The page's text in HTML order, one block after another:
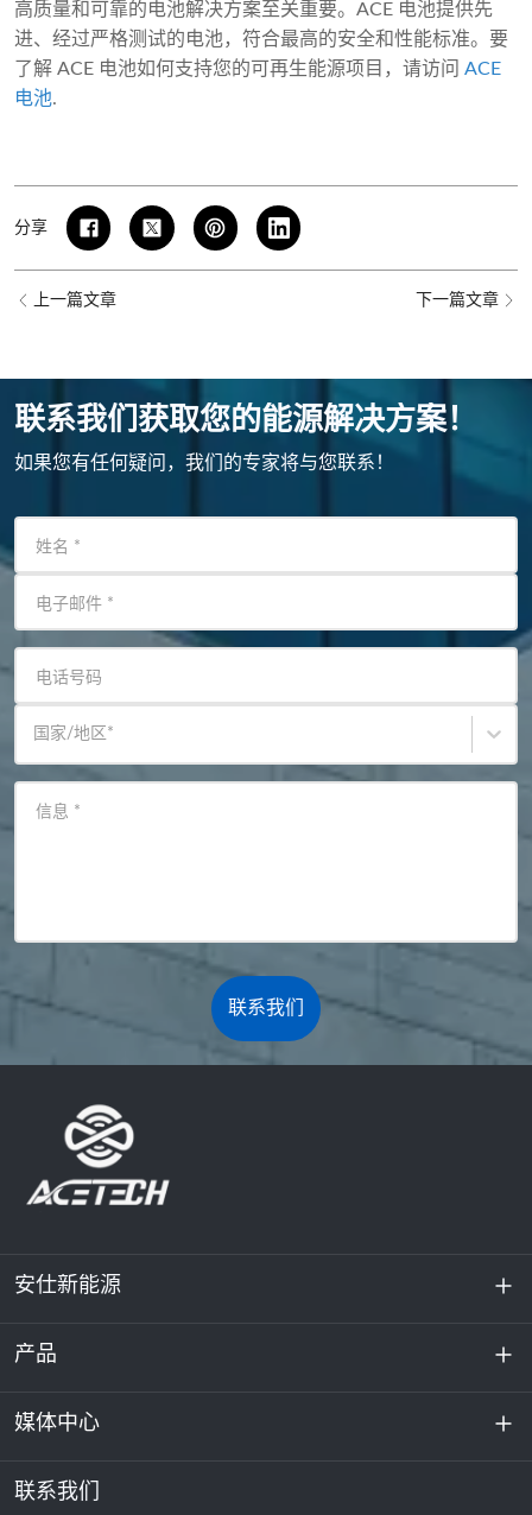
高质量和可靠的电池解决方案至关重要。ACE 电池提供先
进、经过严格测试的电池，符合最高的安全和性能标准。要
了解 ACE 电池如何支持您的可再生能源项目，请访问 ACE
电池.
分享
上一篇文章 下一篇文章
联系我们获取您的能源解决方案！
如果您有任何疑问，我们的专家将与您联系！
姓名 *
电子邮件 *
电话号码
国家/地区 *
信息 *
联系我们
安仕新能源
关于我们
可持续发展
产品
储能
数据中心和服务器机房
媒体中心
新闻与活动
联系我们